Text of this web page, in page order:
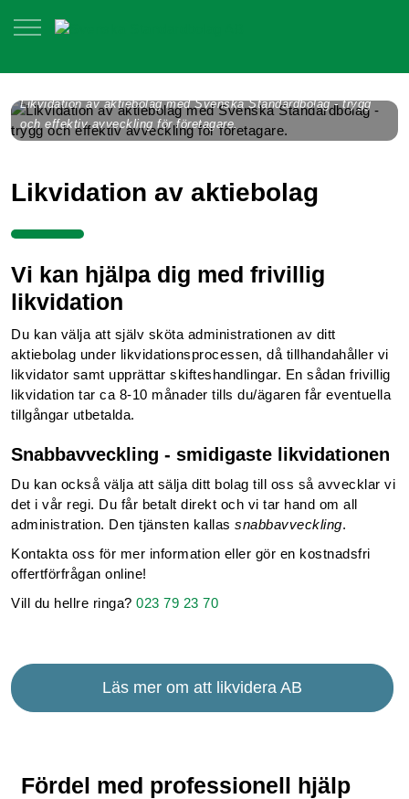
Likvidation av aktiebolag
Vi kan hjälpa dig med frivillig
likvidation
Du kan välja att själv sköta administrationen av ditt
aktiebolag under likvidationsprocessen, då tillhandahåller vi
likvidator samt upprättar skifteshandlingar. En sådan frivillig
likvidation tar ca 8-10 månader tills du/ägaren får eventuella
tillgångar utbetalda.
Snabbavveckling - smidigaste likvidationen
Du kan också välja att sälja ditt bolag till oss så avvecklar vi
det i vår regi. Du får betalt direkt och vi tar hand om all
administration. Den tjänsten kallas snabbavveckling.
Kontakta oss för mer information eller gör en kostnadsfri
offertförfrågan online!
Vill du hellre ringa? 023 79 23 70
Läs mer om att likvidera AB
Likvidation av aktiebolag med Svenska Standardbolag - trygg
och effektiv avveckling för företagare.
Fördel med professionell hjälp